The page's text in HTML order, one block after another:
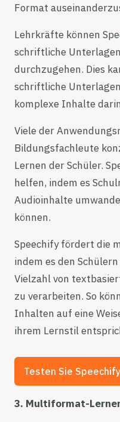
Format
Lehrkräfte können
schriftliche
durchzugehen. Dies
schriftliche
komplexe Inhalte
Viele der
Bildungsfachleute
Lernen der Schüler.
helfen, indem es
Audioinhalte
können.
Speechify fördert die
indem es den
Vielzahl von
zu verarbeiten. So
Inhalten auf eine
ihrem Lernstil
Testen Sie
3. Multiformat-